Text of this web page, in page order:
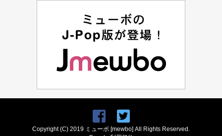
Copyright (C) 2019 ミューボ [mewbo] All Rights Reserved.